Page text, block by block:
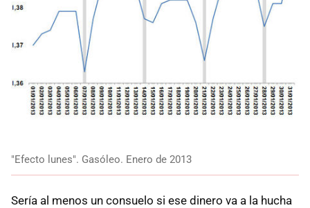
"Efecto lunes". Gasóleo. Enero de 2013
Sería al menos un consuelo si ese dinero va a la hucha